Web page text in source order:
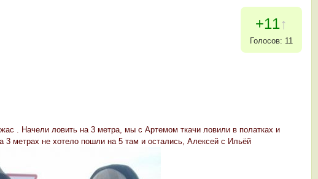
+11↑
Голосов: 11
. Начели ловить на 3 метра, мы с Артемом ткачи ловили в полатках и
метрах не хотело пошли на 5 там и остались, Алексей с Ильёй